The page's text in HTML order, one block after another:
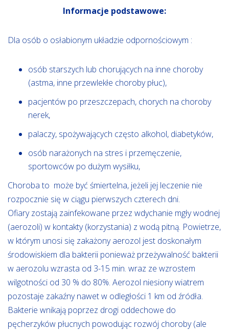
Informacje podstawowe:
Dla osób o osłabionym układzie odpornościowym :
osób starszych lub chorujących na inne choroby
(astma, inne przewlekłe choroby płuc),
pacjentów po przeszczepach, chorych na choroby
nerek,
palaczy, spożywających często alkohol, diabetyków,
osób narażonych na stres i przemęczenie,
sportowców po dużym wysiłku,
Choroba to może być śmiertelna, jeżeli jej leczenie nie
rozpocznie się w ciągu pierwszych czterech dni.
Ofiary zostają zainfekowane przez wdychanie mgły wodnej
(aerozoli) w kontakty (korzystania) z wodą pitną. Powietrze,
w którym unosi się zakażony aerozol jest doskonałym
środowiskiem dla bakterii ponieważ przeżywalność bakterii
w aerozolu wzrasta od 3-15 min. wraz ze wzrostem
wilgotności od 30 % do 80%. Aerozol niesiony wiatrem
pozostaje zakaźny nawet w odległości 1 km od źródła.
Bakterie wnikają poprzez drogi oddechowe do
pęcherzyków płucnych powodując rozwój choroby (ale